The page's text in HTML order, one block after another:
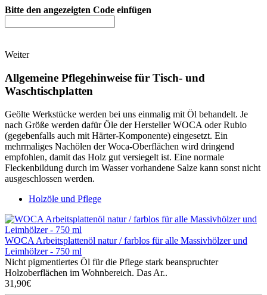
Bitte den angezeigten Code einfügen
Weiter
Allgemeine Pflegehinweise für Tisch- und
Waschtischplatten
Geölte Werkstücke werden bei uns einmalig mit Öl behandelt. Je
nach Größe werden dafür Öle der Hersteller WOCA oder Rubio
(gegebenfalls auch mit Härter-Komponente) eingesetzt. Ein
mehrmaliges Nachölen der Woca-Oberflächen wird dringend
empfohlen, damit das Holz gut versiegelt ist. Eine normale
Fleckenbildung durch im Wasser vorhandene Salze kann sonst nicht
ausgeschlossen werden.
Holzöle und Pflege
WOCA Arbeitsplattenöl natur / farblos für alle Massivhölzer und
Leimhölzer - 750 ml
Nicht pigmentiertes Öl für die Pflege stark beanspruchter
Holzoberflächen im Wohnbereich. Das Ar..
31,90€